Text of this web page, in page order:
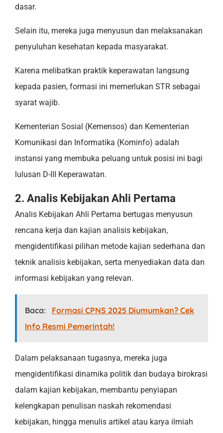
dasar.
Selain itu, mereka juga menyusun dan melaksanakan
penyuluhan kesehatan kepada masyarakat.
Karena melibatkan praktik keperawatan langsung
kepada pasien, formasi ini memerlukan STR sebagai
syarat wajib.
Kementerian Sosial (Kemensos) dan Kementerian
Komunikasi dan Informatika (Kominfo) adalah
instansi yang membuka peluang untuk posisi ini bagi
lulusan D-III Keperawatan.
2. Analis Kebijakan Ahli Pertama
Analis Kebijakan Ahli Pertama bertugas menyusun
rencana kerja dan kajian analisis kebijakan,
mengidentifikasi pilihan metode kajian sederhana dan
teknik analisis kebijakan, serta menyediakan data dan
informasi kebijakan yang relevan.
Baca:
Formasi CPNS 2025 Diumumkan? Cek
Info Resmi Pemerintah!
Dalam pelaksanaan tugasnya, mereka juga
mengidentifikasi dinamika politik dan budaya birokrasi
dalam kajian kebijakan, membantu penyiapan
kelengkapan penulisan naskah rekomendasi
kebijakan, hingga menulis artikel atau karya ilmiah